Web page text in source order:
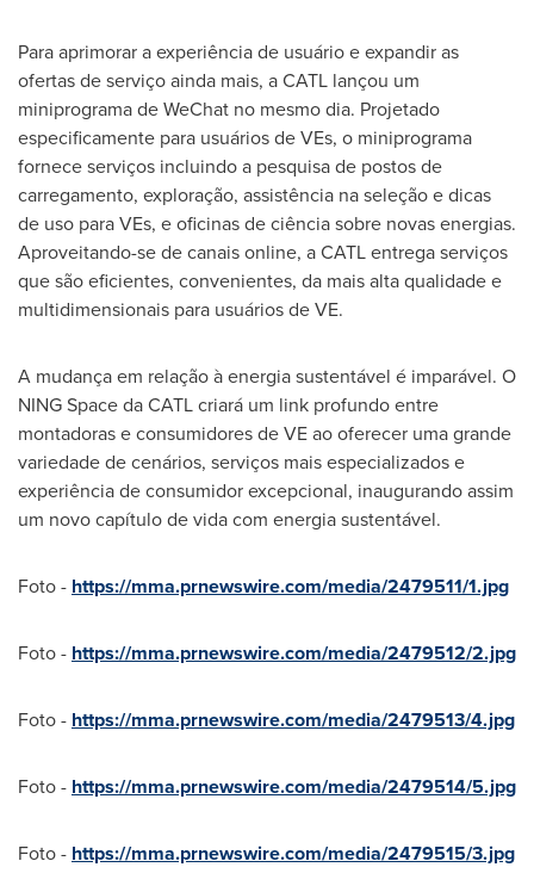
Para aprimorar a experiência de usuário e expandir as
ofertas de serviço ainda mais, a CATL lançou um
miniprograma de WeChat no mesmo dia. Projetado
especificamente para usuários de VEs, o miniprograma
fornece serviços incluindo a pesquisa de postos de
carregamento, exploração, assistência na seleção e dicas
de uso para VEs, e oficinas de ciência sobre novas energias.
Aproveitando-se de canais online, a CATL entrega serviços
que são eficientes, convenientes, da mais alta qualidade e
multidimensionais para usuários de VE.
A mudança em relação à energia sustentável é imparável. O
NING Space da CATL criará um link profundo entre
montadoras e consumidores de VE ao oferecer uma grande
variedade de cenários, serviços mais especializados e
experiência de consumidor excepcional, inaugurando assim
um novo capítulo de vida com energia sustentável.
Foto - https://mma.prnewswire.com/media/2479511/1.jpg
Foto - https://mma.prnewswire.com/media/2479512/2.jpg
Foto - https://mma.prnewswire.com/media/2479513/4.jpg
Foto - https://mma.prnewswire.com/media/2479514/5.jpg
Foto - https://mma.prnewswire.com/media/2479515/3.jpg